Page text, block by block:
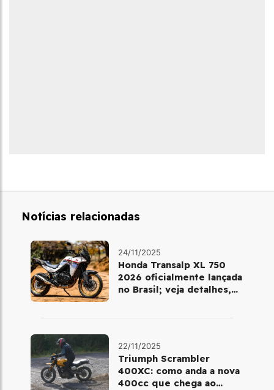
Notícias relacionadas
24/11/2025
Honda Transalp XL 750
2026 oficialmente lançada
no Brasil; veja detalhes,
22/11/2025
Triumph Scrambler
400XC: como anda a nova
400cc que chega ao